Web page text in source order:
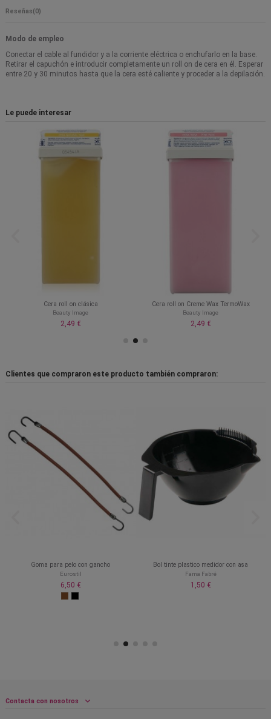
Reseñas(0)
Modo de empleo
Conectar el cable al fundidor y a la corriente eléctrica o enchufarlo en la base.
Retirar el capuchón e introducir completamente un roll on de cera en él. Esperar
entre 20 y 30 minutos hasta que la cera esté caliente y proceder a la depilación.
Le puede interesar
Cera roll on clásica
Beauty Image
2,49 €
Cera roll on Creme Wax TermoWax
Beauty Image
2,49 €
Clientes que compraron este producto también compraron:
Goma para pelo con gancho
Eurostil
6,50 €
Bol tinte plastico medidor con asa
Fama Fabré
1,50 €
Contacta con nosotros